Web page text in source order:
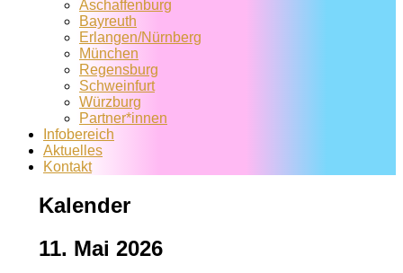
Aschaffenburg
Bayreuth
Erlangen/Nürnberg
München
Regensburg
Schweinfurt
Würzburg
Partner*innen
Infobereich
Aktuelles
Kontakt
Kalender
11. Mai 2026